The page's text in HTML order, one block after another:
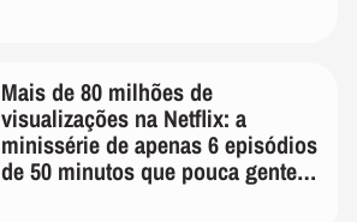
Mais de 80 milhões de
visualizações na Netflix: a
minissérie de apenas 6 episódios
de 50 minutos que pouca gente